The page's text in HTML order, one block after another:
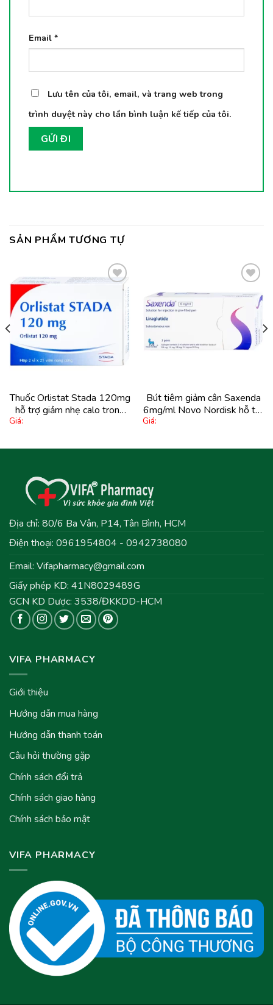
Email *
Lưu tên của tôi, email, và trang web trong
trình duyệt này cho lần bình luận kế tiếp của tôi.
SẢN PHẨM TƯƠNG TỰ
Thêm
Thuốc Orlistat Stada 120mg
hỗ trợ giảm nhẹ calo trong
điều trị bệnh nhân béo phì
Giá:
vào
yêu
thích
Bút tiêm giảm cân Saxenda
6mg/ml Novo Nordisk hỗ trợ
cho chế độ ăn giảm cân (3
Giá:
Địa chỉ: 80/6 Ba Vân, P14, Tân Bình, HCM
Điện thoại: 0961954804 - 0942738080
Email: Vifapharmacy@gmail.com
Giấy phép KD: 41N8029489G
GCN KD Dược: 3538/ĐKKDD-HCM
VIFA PHARMACY
Giới thiệu
Hướng dẫn mua hàng
Hướng dẫn thanh toán
Câu hỏi thường gặp
Chính sách đổi trả
Chính sách giao hàng
Chính sách bảo mật
VIFA PHARMACY